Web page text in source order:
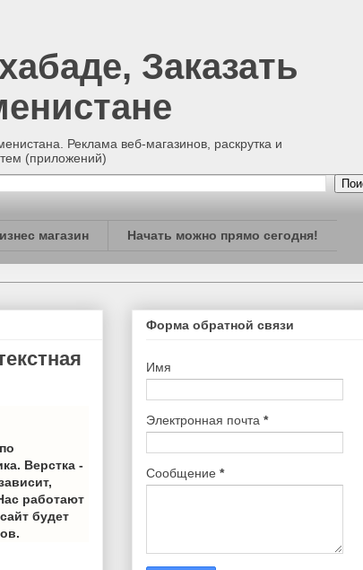
Заказать
Реклама веб-магазинов, раскрутка и
(приложений)
магазин Начать можно прямо сегодня!
Верстка -
работают
будет
Форма обратной связи
Имя
Электронная почта *
Сообщение *